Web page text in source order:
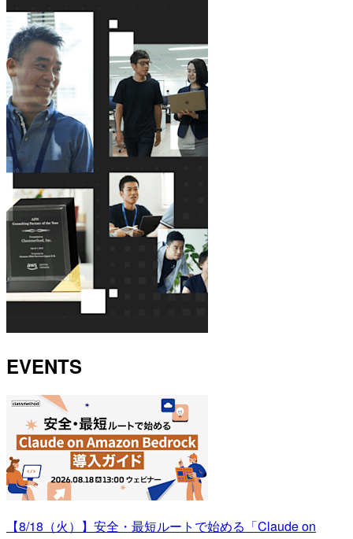
EVENTS
【8/18（火）】安全・最短ルートで始める「Claude on